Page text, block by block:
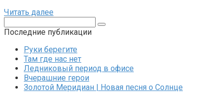
Читать далее
Последние публикации
Руки берегите
Там где нас нет
Ледниковый период в офисе
Вчерашние герои
Золотой Меридиан | Новая песня о Солнце